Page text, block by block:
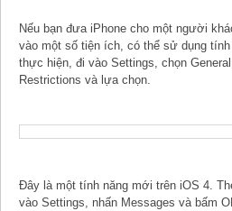
Nếu bạn đưa iPhone cho một người
vào một số tiện ích, có thể sử dụng
thực hiện, đi vào Settings, chọn
Restrictions và lựa chọn.
Đây là một tính năng mới trên iOS 4.
vào Settings, nhấn Messages và bấm